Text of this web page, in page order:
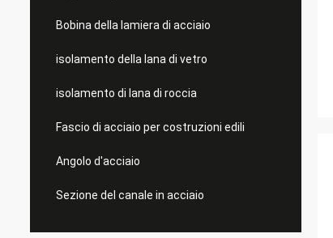
Bobina della lamiera di acciaio
isolamento della lana di vetro
isolamento di lana di roccia
Fascio di acciaio per costruzioni edili
Angolo d'acciaio
Sezione del canale in acciaio